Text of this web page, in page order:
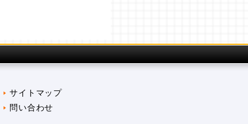
サイトマップ
問い合わせ